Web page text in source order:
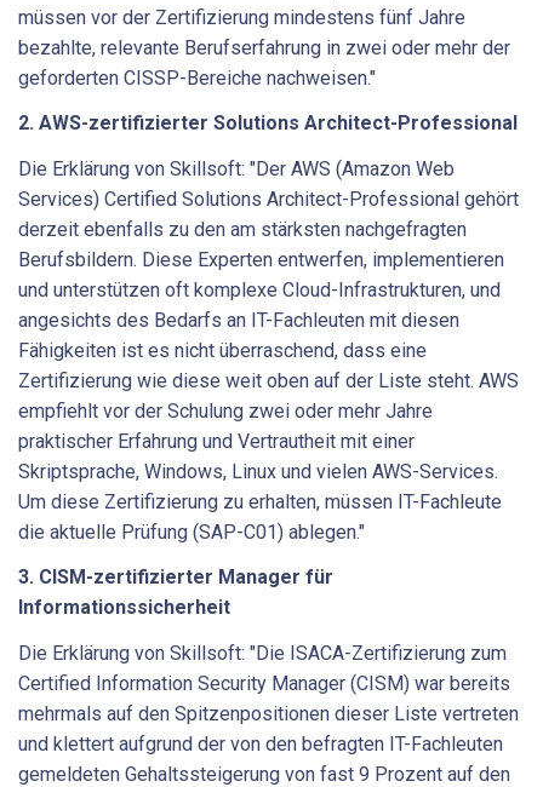
müssen vor der Zertifizierung mindestens fünf Jahre
bezahlte, relevante Berufserfahrung in zwei oder mehr der
geforderten CISSP-Bereiche nachweisen."
2. AWS-zertifizierter Solutions Architect-Professional
Die Erklärung von Skillsoft: "Der AWS (Amazon Web
Services) Certified Solutions Architect-Professional gehört
derzeit ebenfalls zu den am stärksten nachgefragten
Berufsbildern. Diese Experten entwerfen, implementieren
und unterstützen oft komplexe Cloud-Infrastrukturen, und
angesichts des Bedarfs an IT-Fachleuten mit diesen
Fähigkeiten ist es nicht überraschend, dass eine
Zertifizierung wie diese weit oben auf der Liste steht. AWS
empfiehlt vor der Schulung zwei oder mehr Jahre
praktischer Erfahrung und Vertrautheit mit einer
Skriptsprache, Windows, Linux und vielen AWS-Services.
Um diese Zertifizierung zu erhalten, müssen IT-Fachleute
die aktuelle Prüfung (SAP-C01) ablegen."
3. CISM-zertifizierter Manager für
Informationssicherheit
Die Erklärung von Skillsoft: "Die ISACA-Zertifizierung zum
Certified Information Security Manager (CISM) war bereits
mehrmals auf den Spitzenpositionen dieser Liste vertreten
und klettert aufgrund der von den befragten IT-Fachleuten
gemeldeten Gehaltssteigerung von fast 9 Prozent auf den